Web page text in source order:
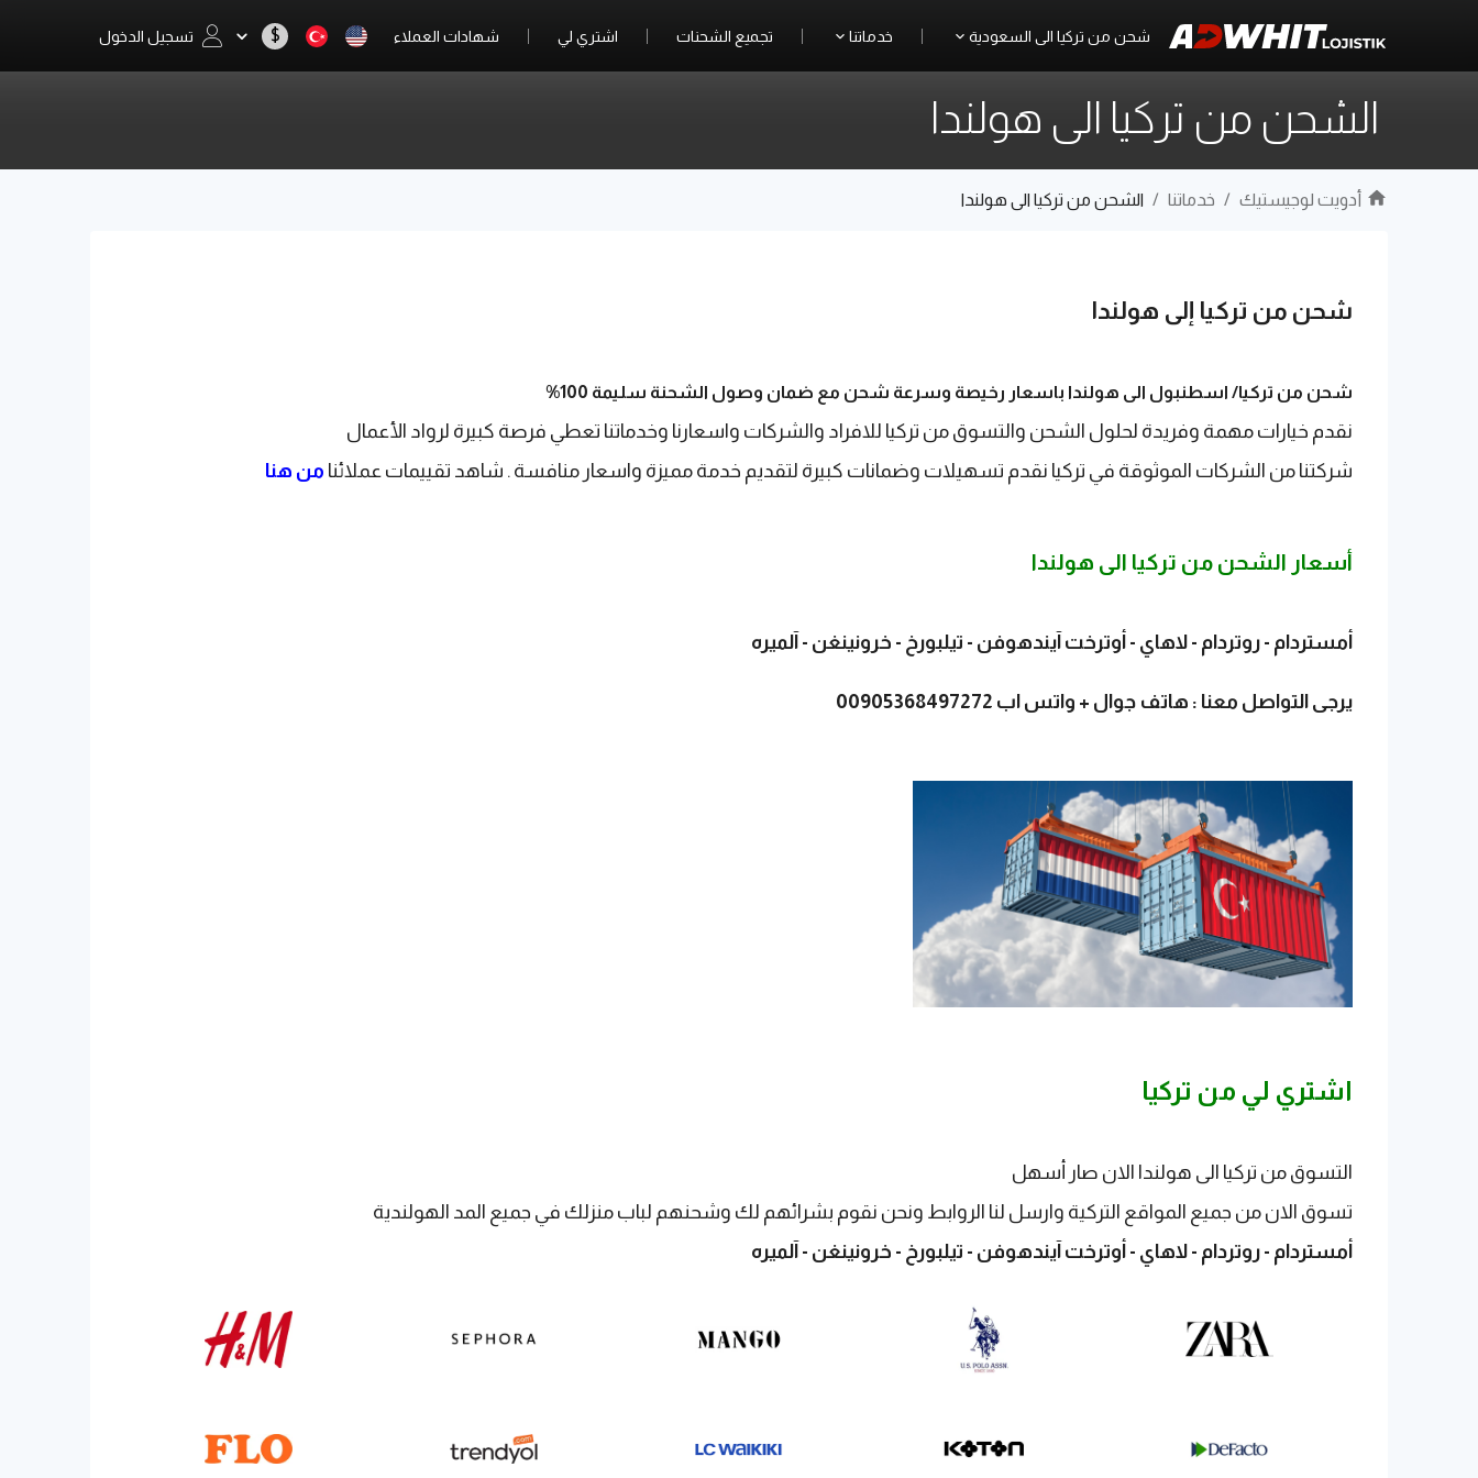
شحن من تركيا الى السعودية خدماتنا تجميع الشحنات اشتري لي شهادات العملاء $ تسجيل الدخول
الشحن من تركيا الى هولندا
أدويت لوجيستيك / خدماتنا / الشحن من تركيا الى هولندا
شحن من تركيا إلى هولندا
شحن من تركيا/ اسطنبول الى هولندا باسعار رخيصة وسرعة شحن مع ضمان وصول الشحنة سليمة 100%
نقدم خيارات مهمة وفريدة لحلول الشحن والتسوق من تركيا للافراد والشركات واسعارنا وخدماتنا تعطي فرصة كبيرة لرواد الأعمال
شركتنا من الشركات الموثوقة في تركيا نقدم تسهيلات وضمانات كبيرة لتقديم خدمة مميزة واسعار منافسة . شاهد تقييمات عملائنا من هنا
أسعار الشحن من تركيا الى هولندا
أمستردام - روتردام - لاهاي - أوترخت آيندهوفن - تيلبورخ - خرونينغن - آلميره
يرجى التواصل معنا : هاتف جوال + واتس اب 00905368497272
اشتري لي من تركيا
التسوق من تركيا الى هولندا الان صار أسهل
تسوق الان من جميع المواقع التركية وارسل لنا الروابط ونحن نقوم بشرائهم لك وشحنهم لباب منزلك في جميع المد الهولندية
أمستردام - روتردام - لاهاي - أوترخت آيندهوفن - تيلبورخ - خرونينغن - آلميره